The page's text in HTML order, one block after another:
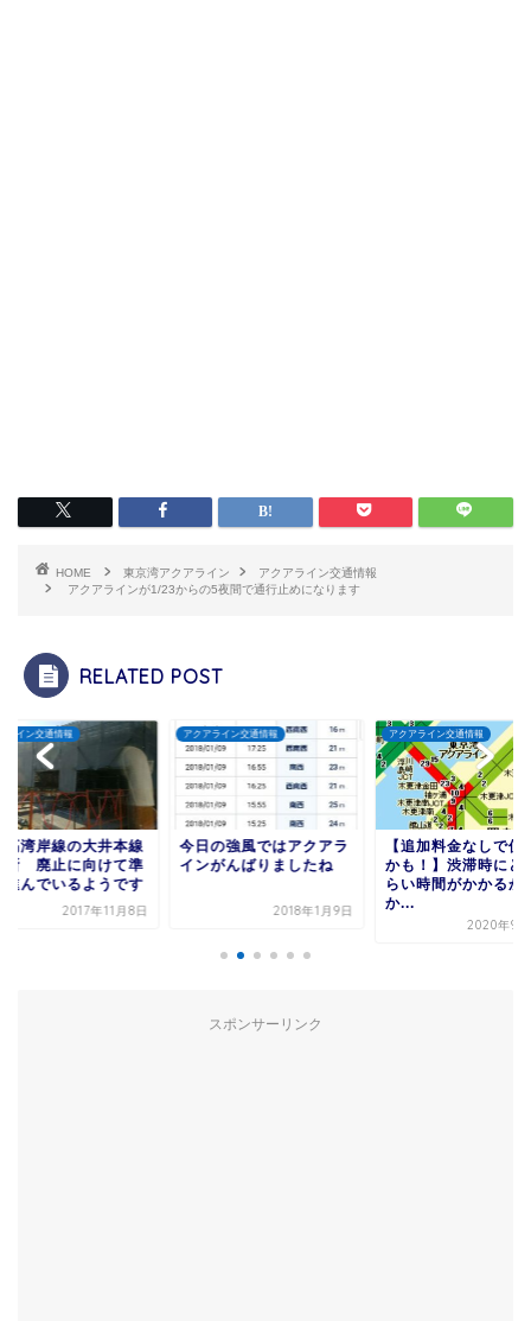
HOME 東京湾アクアライン
アクアライン交通情報
アクアラインが1/23からの5夜間で通行止めになります
RELATED POST
ライン交通情報
高湾岸線の大井本線
所 廃止に向けて準
進んでいるようです
2017年11月8日
アクアライン交通情報
今日の強風ではアクアラ
インがんばりましたね
2018年1月9日
アクアライン交通情報
【追加料金なしで使
かも！】渋滞時にど
らい時間がかかるか
か...
2020年9
スポンサーリンク